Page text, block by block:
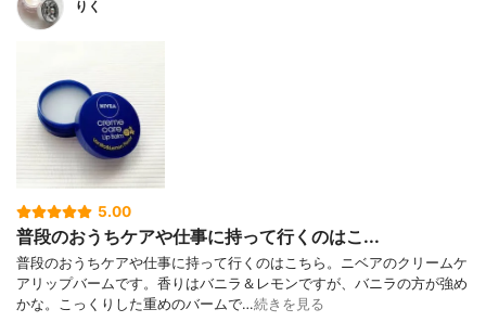
りく
5.00
普段のおうちケアや仕事に持って行くのはこ...
普段のおうちケアや仕事に持って行くのはこちら。ニベアのクリームケ
アリップバームです。香りはバニラ＆レモンですが、バニラの方が強め
かな。こっくりした重めのバームで…続きを見る